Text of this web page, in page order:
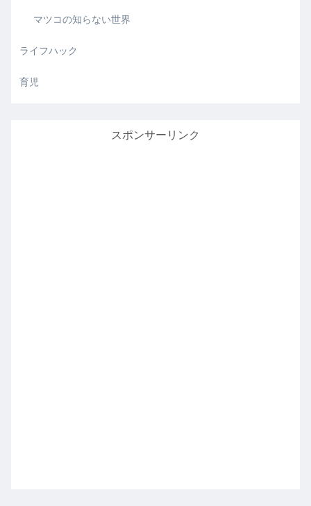
マツコの知らない世界
ライフハック
育児
スポンサーリンク